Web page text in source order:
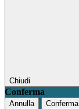
Chiudi
Conferma
Annulla Conferma